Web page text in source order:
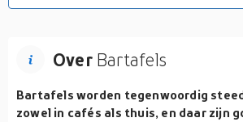
OverBartafels
Bartafels worden tegenwoordig
zowel in cafés als thuis, en daar zijn